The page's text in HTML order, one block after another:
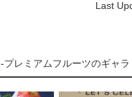
Last
-プレミアムフルーツのギャ